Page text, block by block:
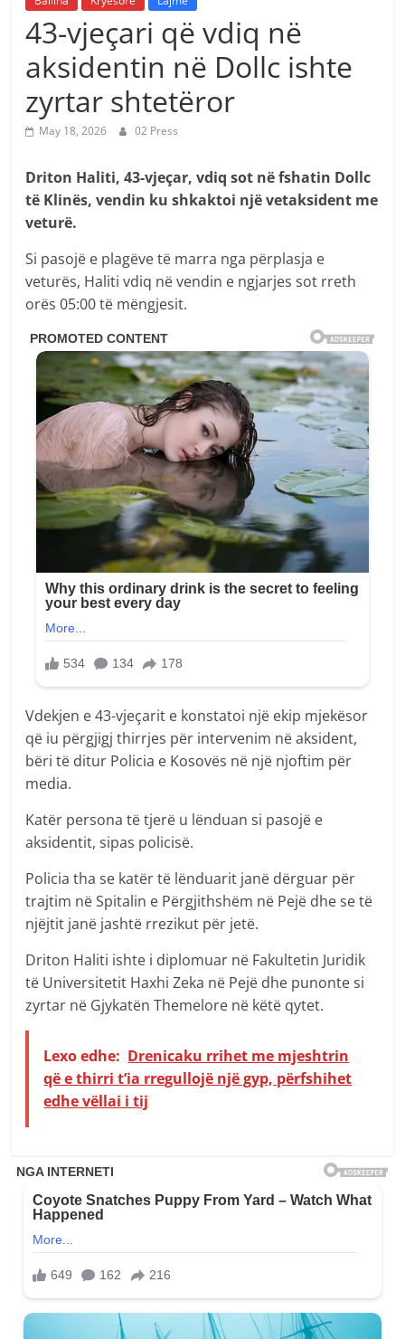
43-vjeçari që vdiq në
aksidentin në Dollc ishte
zyrtar shtetëror
May 18, 2026 02 Press
Driton Haliti, 43-vjeçar, vdiq sot në fshatin Dollc
të Klinës, vendin ku shkaktoi një vetaksident me
veturë.
Si pasojë e plagëve të marra nga përplasja e
veturës, Haliti vdiq në vendin e ngjarjes sot rreth
orës 05:00 të mëngjesit.
Vdekjen e 43-vjeçarit e konstatoi një ekip mjekësor
që iu përgjigj thirrjes për intervenim në aksident,
bëri të ditur Policia e Kosovës në një njoftim për
media.
Katër persona të tjerë u lënduan si pasojë e
aksidentit, sipas policisë.
Policia tha se katër të lënduarit janë dërguar për
trajtim në Spitalin e Përgjithshëm në Pejë dhe se të
njëjtit janë jashtë rrezikut për jetë.
Driton Haliti ishte i diplomuar në Fakultetin Juridik
të Universitetit Haxhi Zeka në Pejë dhe punonte si
zyrtar në Gjykatën Themelore në këtë qytet.
Lexo edhe: Drenicaku rrihet me mjeshtrin
që e thirri t’ia rregullojë një gyp, përfshihet
edhe vëllai i tij